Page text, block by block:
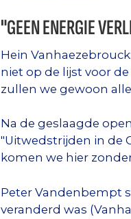
"GEEN ENERGIE
Hein
niet op de lijst voor
zullen we gewoon
Na de geslaagde
"Uitwedstrijden in de
komen we hier
Peter Vandenbempt
veranderd was